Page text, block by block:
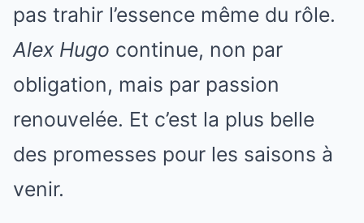
pas trahir l’essence même du rôle.
Alex Hugo continue, non par
obligation, mais par passion
renouvelée. Et c’est la plus belle
des promesses pour les saisons à
venir.